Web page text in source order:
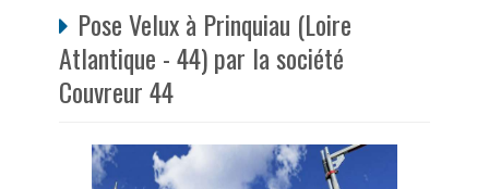
Pose Velux à Prinquiau (Loire
Atlantique - 44) par la société
Couvreur 44